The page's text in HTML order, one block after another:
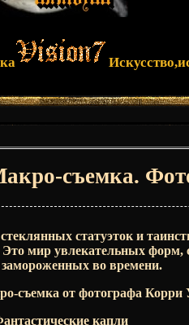
съемка.
статуэток и
мир увлекательных форм,
во времени.
съемка от фотографа Корри